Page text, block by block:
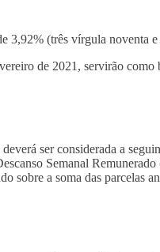
3,92% (três vírgula noventa
de 2021, servirão como
ser considerada a
Semanal
sobre a soma das parcelas